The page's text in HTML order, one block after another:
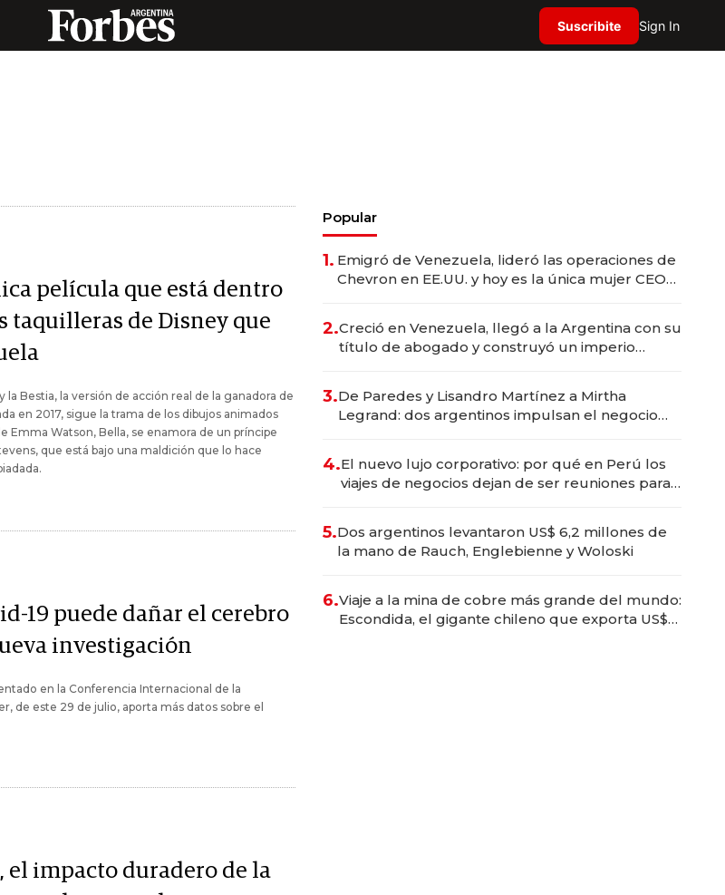
Suscribite Sign In
película que está dentro
taquilleras de Disney que
la Bestia, la versión de acción real de la ganadora de
en 2017, sigue la trama de los dibujos animados
Emma Watson, Bella, se enamora de un príncipe
que está bajo una maldición que lo hace
19 puede dañar el cerebro
investigación
en la Conferencia Internacional de la
de este 29 de julio, aporta más datos sobre el
el impacto duradero de la
Popular
1. Emigró de Venezuela, lideró las operaciones de
Chevron en EE.UU. y hoy es la única mujer CEO
2.Creció en Venezuela, llegó a la Argentina con su
título de abogado y construyó un imperio
3.De Paredes y Lisandro Martínez a Mirtha
Legrand: dos argentinos impulsan el negocio
4.El nuevo lujo corporativo: por qué en Perú los
viajes de negocios dejan de ser reuniones para
5.Dos argentinos levantaron US$ 6,2 millones de
la mano de Rauch, Englebienne y Woloski
6.Viaje a la mina de cobre más grande del mundo:
Escondida, el gigante chileno que exporta US$